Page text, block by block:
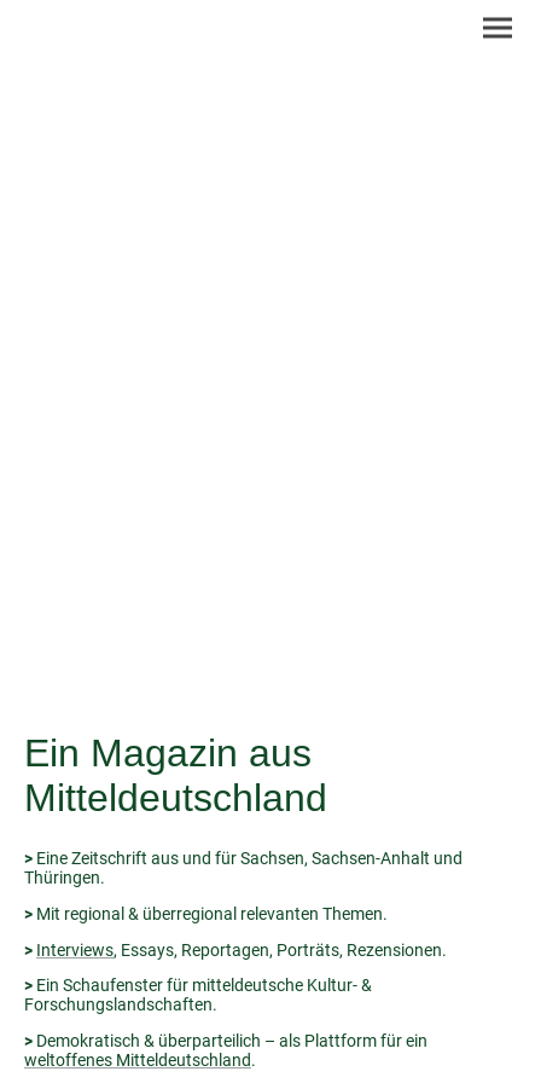
Ein Magazin aus
Mitteldeutschland
> Eine Zeitschrift aus und für Sachsen, Sachsen-Anhalt und
Thüringen.
> Mit regional & überregional relevanten Themen.
> Interviews, Essays, Reportagen, Porträts, Rezensionen.
> Ein Schaufenster für mitteldeutsche Kultur- &
Forschungslandschaften.
> Demokratisch & überparteilich – als Plattform für ein
weltoffenes Mitteldeutschland.